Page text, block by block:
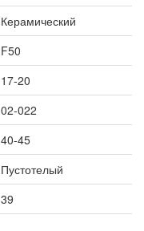
Керамический
F50
17-20
02-022
40-45
Пустотелый
39